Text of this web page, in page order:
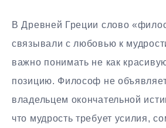
В Древней Греции слово
связывали с любовью к
важно понимать не как
позицию. Философ не
владельцем окончательной
что мудрость требует усилия,